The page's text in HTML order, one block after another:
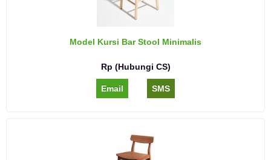
Model Kursi Bar Stool Minimalis
Rp (Hubungi CS)
Email SMS